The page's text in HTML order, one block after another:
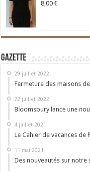
8,00 €
Gazette
29 juillet 2022
Fermeture des maisons
22 juillet 2022
Bloomsbury lance une
4 juillet 2021
Le Cahier de vacances de
11 mai 2021
Des nouveautés sur notre